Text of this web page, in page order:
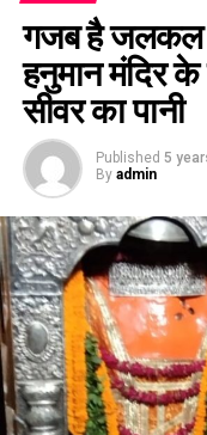
गजब है जलकल
हनुमान मंदिर
सीवर का पानी
Published 5
By admin